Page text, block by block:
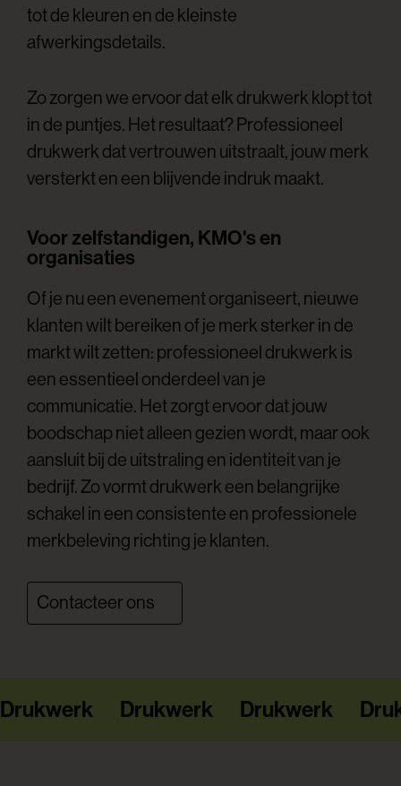
tot de kleuren en de kleinste
afwerkingsdetails.
Zo zorgen we ervoor dat elk drukwerk klopt tot
in de puntjes. Het resultaat? Professioneel
drukwerk dat vertrouwen uitstraalt, jouw merk
versterkt en een blijvende indruk maakt.
Voor zelfstandigen, KMO's en
organisaties
Of je nu een evenement organiseert, nieuwe
klanten wilt bereiken of je merk sterker in de
markt wilt zetten: professioneel drukwerk is
een essentieel onderdeel van je
communicatie. Het zorgt ervoor dat jouw
boodschap niet alleen gezien wordt, maar ook
aansluit bij de uitstraling en identiteit van je
bedrijf. Zo vormt drukwerk een belangrijke
schakel in een consistente en professionele
merkbeleving richting je klanten.
Contacteer ons
Drukwerk Drukwerk Drukwerk